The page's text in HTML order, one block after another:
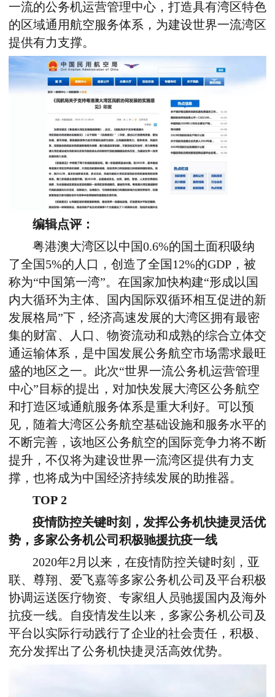
一流的公务机运营管理中心，打造具有湾区特色
的区域通用航空服务体系，为建设世界一流湾区
提供有力支撑。
编辑点评：
粤港澳大湾区以中国0.6%的国土面积吸纳
了全国5%的人口，创造了全国12%的GDP，被
称为“中国第一湾”。在国家加快构建“形成以国
内大循环为主体、国内国际双循环相互促进的新
发展格局”下，经济高速发展的大湾区拥有最密
集的财富、人口、物资流动和成熟的综合立体交
通运输体系，是中国发展公务航空市场需求最旺
盛的地区之一。此次“世界一流公务机运营管理
中心”目标的提出，对加快发展大湾区公务航空
和打造区域通航服务体系是重大利好。可以预
见，随着大湾区公务航空基础设施和服务水平的
不断完善，该地区公务航空的国际竞争力将不断
提升，不仅将为建设世界一流湾区提供有力支
撑，也将成为中国经济持续发展的助推器。
TOP 2
疫情防控关键时刻，发挥公务机快捷灵活优
势，多家公务机公司积极驰援抗疫一线
2020年2月以来，在疫情防控关键时刻，亚
联、尊翔、爱飞嘉等多家公务机公司及平台积极
协调运送医疗物资、专家组人员驰援国内及海外
抗疫一线。自疫情发生以来，多家公务机公司及
平台以实际行动践行了企业的社会责任，积极、
充分发挥出了公务机快捷灵活高效优势。